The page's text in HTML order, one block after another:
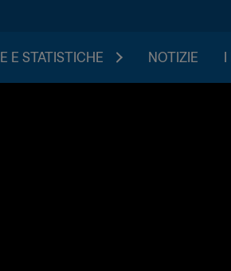
E STATISTICHE NOTIZIE